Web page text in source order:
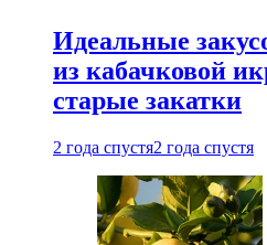
Идеальные
из кабачковой
старые закатки
2 года спустя2 года спустя